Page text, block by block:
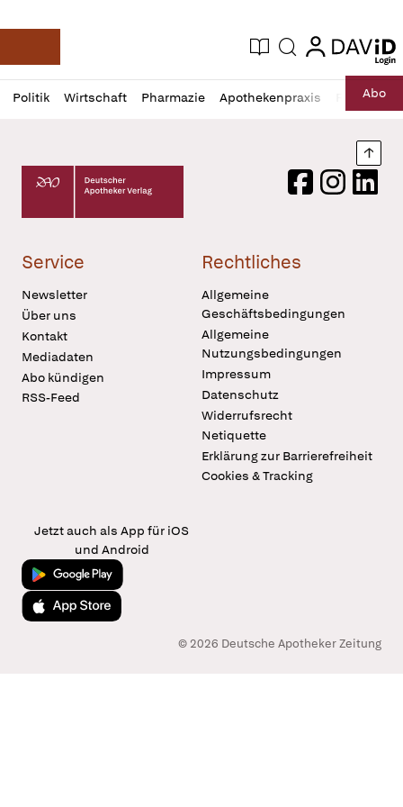
Deutsche Apotheker Zeitung
Aktuelle Ausgabe
Suche login
login
Politik Wirtschaft Pharmazie Apothekenpraxis RechtAbo
Profil
öffnen
Daz
Pur
Deutscher Apotheker Verlag Logo
FacebookInstagram
Service
Newsletter
Über uns
Kontakt
Mediadaten
Abo kündigen
RSS-Feed
Rechtliches
Allgemeine
Geschäftsbedingungen
Allgemeine
Nutzungsbedingungen
Impressum
Datenschutz
Widerrufsrecht
Netiquette
Erklärung zur Barrierefreiheit
Cookies & Tracking
Jetzt auch als App für iOS
und Android
Jetzt bei Google Play
Laden im App Store
© 2026 Deutsche Apotheker Zeitung